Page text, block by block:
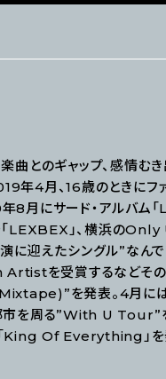
曲とのギャップ、感情む
4月、16歳のときにフ
8月にサード・アルバム
LEXBEX」、横浜の
迎えたシングル”なんで
を受賞するなどその
を発表。4月には
周る”With U Tour”を
King Of Everything」